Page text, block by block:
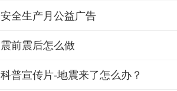
安全生产月公益广告
震前震后怎么做
科普宣传片-地震来了怎么办？